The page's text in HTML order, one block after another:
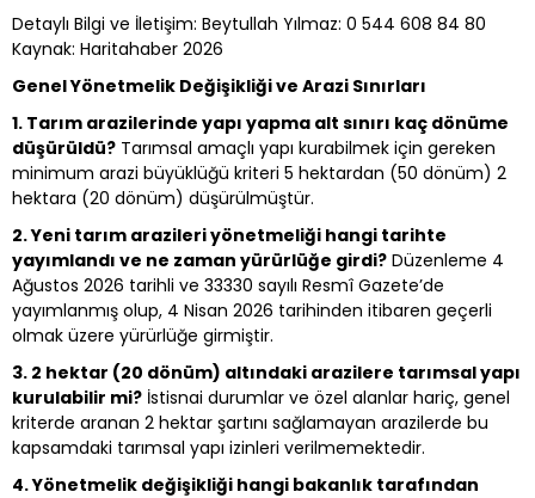
Detaylı Bilgi ve İletişim: Beytullah Yılmaz: 0 544 608 84 80
Kaynak: Haritahaber 2026
Genel Yönetmelik Değişikliği ve Arazi Sınırları
1. Tarım arazilerinde yapı yapma alt sınırı kaç dönüme
düşürüldü? Tarımsal amaçlı yapı kurabilmek için gereken
minimum arazi büyüklüğü kriteri 5 hektardan (50 dönüm) 2
hektara (20 dönüm) düşürülmüştür.
2. Yeni tarım arazileri yönetmeliği hangi tarihte
yayımlandı ve ne zaman yürürlüğe girdi? Düzenleme 4
Ağustos 2026 tarihli ve 33330 sayılı Resmî Gazete’de
yayımlanmış olup, 4 Nisan 2026 tarihinden itibaren geçerli
olmak üzere yürürlüğe girmiştir.
3. 2 hektar (20 dönüm) altındaki arazilere tarımsal yapı
kurulabilir mi? İstisnai durumlar ve özel alanlar hariç, genel
kriterde aranan 2 hektar şartını sağlamayan arazilerde bu
kapsamdaki tarımsal yapı izinleri verilmemektedir.
4. Yönetmelik değişikliği hangi bakanlık tarafından